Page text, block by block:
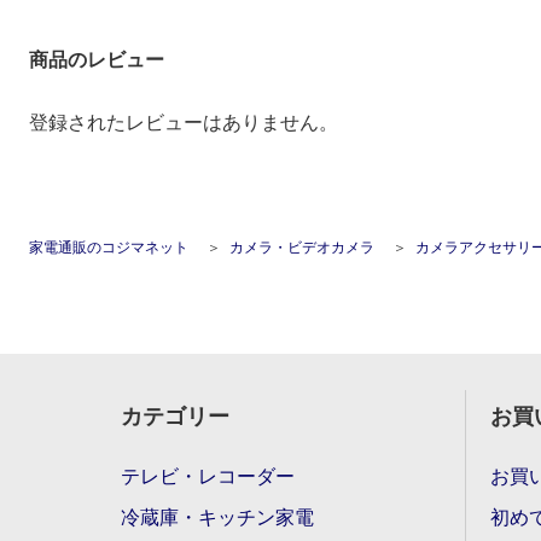
商品のレビュー
登録されたレビューはありません。
家電通販のコジマネット カメラ・ビデオカメラ カメラアクセサリ
カテゴリー
テレビ・レコーダー
冷蔵庫・キッチン家電
お買
お買
初め